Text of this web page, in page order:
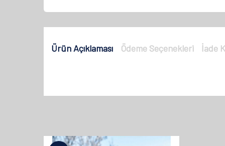
Ürün Açıklaması Ödeme Seçenekleri İade